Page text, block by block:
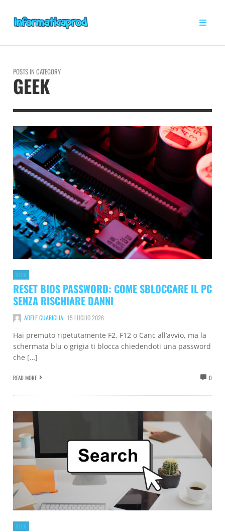
POSTS IN CATEGORY
GEEK
GEEK
RESET BIOS PASSWORD: COME SBLOCCARE IL PC
SENZA RISCHIARE DANNI
ADELE GUARIGLIA 15 LUGLIO 2026
Hai premuto ripetutamente F2, F12 o Canc all’avvio, ma la
schermata blu o grigia ti blocca chiedendoti una password
che […]
READ MORE 0
GEEK